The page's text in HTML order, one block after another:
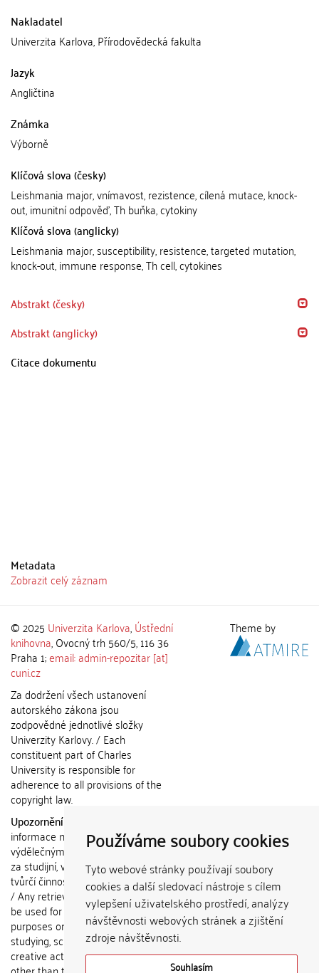
Používáme soubory cookies
Tyto webové stránky používají soubory
cookies a další sledovací nástroje s cílem
vylepšení uživatelského prostředí, analýzy
návštěvnosti webových stránek a zjištění
zdroje návštěvnosti.
Souhlasím
Nakladatel
Univerzita Karlova, Přírodovědecká fakulta
Jazyk
Angličtina
Známka
Výborně
Klíčová slova (česky)
Leishmania major, vnímavost, rezistence, cílená mutace, knock-
out, imunitní odpověď, Th buňka, cytokiny
Klíčová slova (anglicky)
Leishmania major, susceptibility, resistence, targeted mutation,
knock-out, immune response, Th cell, cytokines
Abstrakt (česky)
Abstrakt (anglicky)
Citace dokumentu
Metadata
Zobrazit celý záznam
© 2025 Univerzita Karlova,Ústřední
knihovna, Ovocný trh 560/5, 116 36
Praha 1;email: admin-repozitar [at]
cuni.cz
Za dodržení všech ustanovení
autorského zákona jsou
zodpovědné jednotlivé složky
Univerzity Karlovy. / Each
constituent part of Charles
University is responsible for
adherence to all provisions of the
copyright law.
Upozornění / Notice:
informace nemohou být použity k
výdělečným účelům nebo vydávány
za studijní, vědeckou nebo jinou
tvůrčí činnost jiné osoby než autora.
/ Any retrieved information shall not
be used for any commercial
purposes or claimed as results of
studying, scientific or any other
creative activities of any person
Theme by